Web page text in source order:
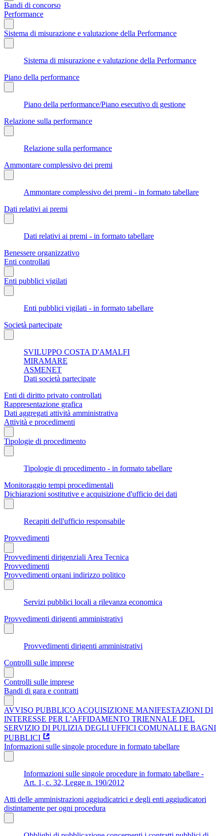
Bandi di concorso
Performance
Sistema di misurazione e valutazione della Performance
Sistema di misurazione e valutazione della Performance
Piano della performance
Piano della performance/Piano esecutivo di gestione
Relazione sulla performance
Relazione sulla performance
Ammontare complessivo dei premi
Ammontare complessivo dei premi - in formato tabellare
Dati relativi ai premi
Dati relativi ai premi - in formato tabellare
Benessere organizzativo
Enti controllati
Enti pubblici vigilati
Enti pubblici vigilati - in formato tabellare
Società partecipate
SVILUPPO COSTA D'AMALFI
MIRAMARE
ASMENET
Dati società partecipate
Enti di diritto privato controllati
Rappresentazione grafica
Dati aggregati attività amministrativa
Attività e procedimenti
Tipologie di procedimento
Tipologie di procedimento - in formato tabellare
Monitoraggio tempi procedimentali
Dichiarazioni sostitutive e acquisizione d'ufficio dei dati
Recapiti dell'ufficio responsabile
Provvedimenti
Provvedimenti dirigenziali Area Tecnica
Provvedimenti
Provvedimenti organi indirizzo politico
Servizi pubblici locali a rilevanza economica
Provvedimenti dirigenti amministrativi
Provvedimenti dirigenti amministrativi
Controlli sulle imprese
Controlli sulle imprese
Bandi di gara e contratti
AVVISO PUBBLICO ACQUISIZIONE MANIFESTAZIONI DI
INTERESSE PER L’AFFIDAMENTO TRIENNALE DEL
SERVIZIO DI PULIZIA DEGLI UFFICI COMUNALI E BAGNI
PUBBLICI
Informazioni sulle singole procedure in formato tabellare
Informazioni sulle singole procedure in formato tabellare -
Art. 1, c. 32, Legge n. 190/2012
Atti delle amministrazioni aggiudicatrici e degli enti aggiudicatori
distintamente per ogni procedura